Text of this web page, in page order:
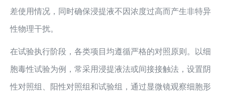
差使用情况，同时确保浸提液不因浓度过高而产生非特异
性物理干扰。
在试验执行阶段，各类项目均遵循严格的对照原则。以细
胞毒性试验为例，常采用浸提液法或间接接触法，设置阴
性对照组、阳性对照组和试验组，通过显微镜观察细胞形